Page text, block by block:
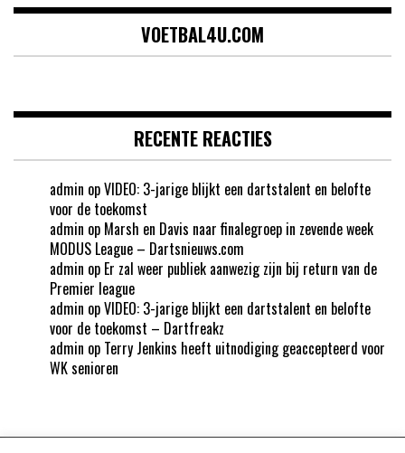
VOETBAL4U.COM
RECENTE REACTIES
admin opVIDEO: 3-jarige blijkt een dartstalent en belofte
voor de toekomst
admin op Marsh en Davis naar finalegroep in zevende week
MODUS League – Dartsnieuws.com
admin op Er zal weer publiek aanwezig zijn bij return van de
Premier league
admin opVIDEO: 3-jarige blijkt een dartstalent en belofte
voor de toekomst – Dartfreakz
admin op Terry Jenkins heeft uitnodiging geaccepteerd voor
WK senioren